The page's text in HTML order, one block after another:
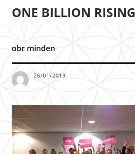
ONE BILLION RISING
obr minden
26/01/2019